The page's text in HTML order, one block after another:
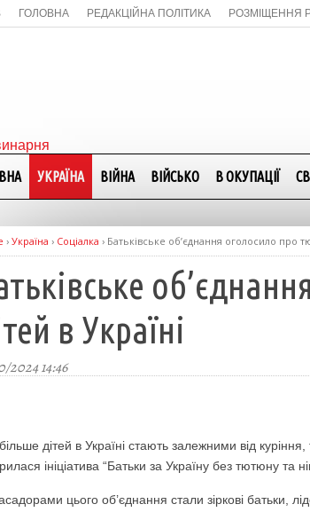
ГОЛОВНА РЕДАКЦІЙНА ПОЛІТИКА РОЗМІЩЕННЯ
УКРАЇНА ВІЙНА ВІЙСЬКО В ОКУПАЦІЇ
› Україна › Соціалка › Батьківське об’єднання оголосило про
в Україні
2024 14:46
дітей в Україні стають залежними від куріння,
ініціатива “Батьки за Україну без тютюну та
цього об’єднання стали зіркові батьки,